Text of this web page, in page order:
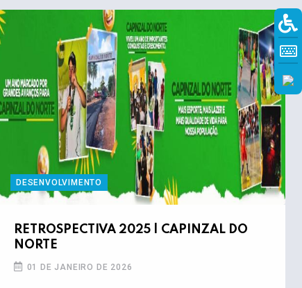
DESENVOLVIMENTO
RETROSPECTIVA 2025 | CAPINZAL DO
NORTE
01 DE JANEIRO DE 2026